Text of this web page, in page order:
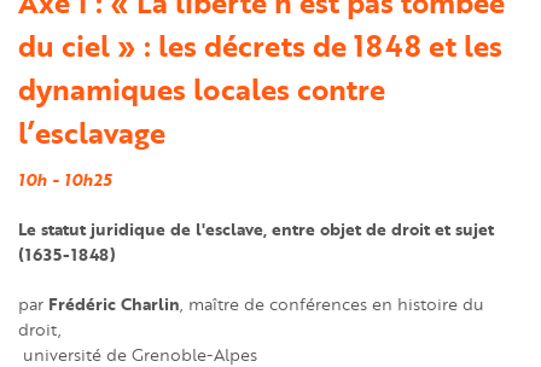
du ciel » : les décrets de 1848 et les
dynamiques locales contre
l’esclavage
10h - 10h25
Le statut juridique de l'esclave, entre objet de droit et sujet
(1635-1848)
par Frédéric Charlin , maître de conférences en histoire du
droit,
université de Grenoble-Alpes